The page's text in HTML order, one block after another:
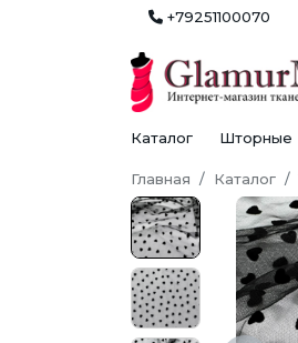
+79251100070
Каталог Шторные
Главная Каталог